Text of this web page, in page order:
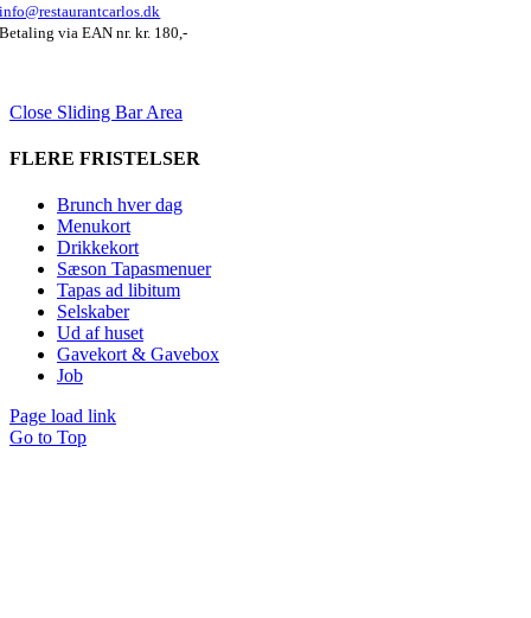
info@restaurantcarlos.dk
Betaling via EAN nr. kr. 180,-
Close Sliding Bar Area
FLERE FRISTELSER
Brunch hver dag
Menukort
Drikkekort
Sæson Tapasmenuer
Tapas ad libitum
Selskaber
Ud af huset
Gavekort & Gavebox
Job
Page load link
Go to Top